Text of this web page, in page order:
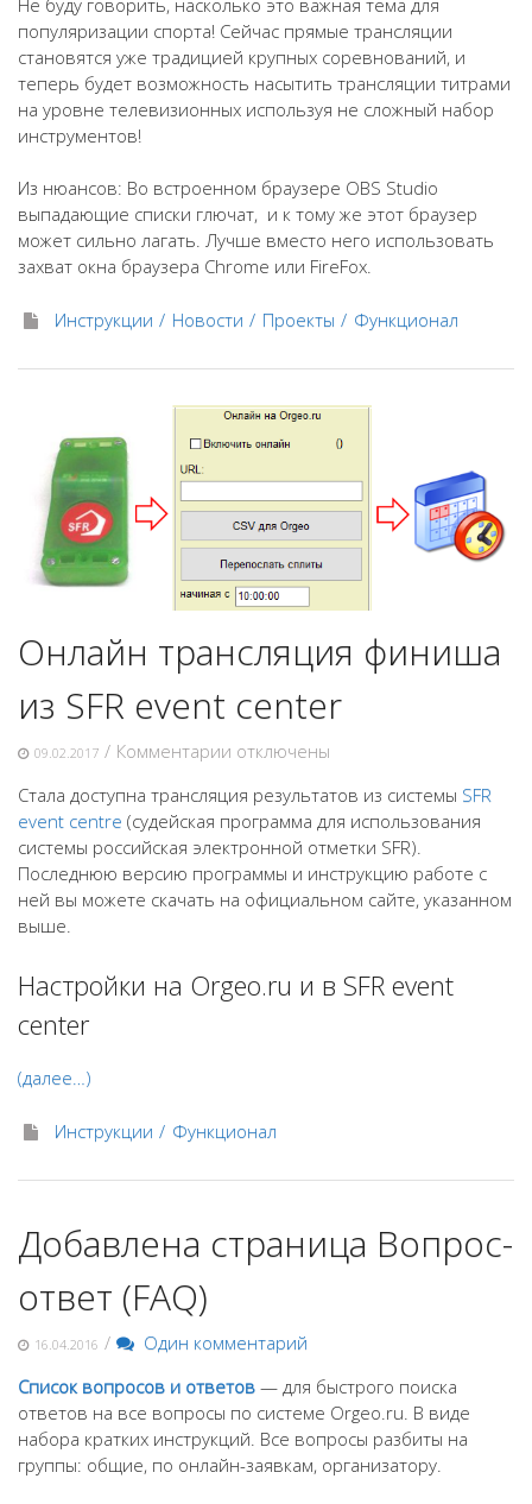
популяризации спорта! Сейчас прямые трансляции
становятся уже традицией крупных соревнований, и
теперь будет возможность насытить трансляции титрами
на уровне телевизионных используя не сложный набор
инструментов!
Из нюансов: Во встроенном браузере OBS Studio
выпадающие списки глючат, и к тому же этот браузер
может сильно лагать. Лучше вместо него использовать
захват окна браузера Chrome или FireFox.
Инструкции Новости Проекты Функционал
Онлайн трансляция финиша
из SFR event center
09.02.2017 / Комментарии к
Онлайн
трансляция
финиша
из
SFR
отключены
Стала доступна трансляция результатов из системы SFR
event centre (судейская программа для использования
системы российская электронной отметки SFR).
Последнюю версию программы и инструкцию работе с
ней вы можете скачать на официальном сайте, указанном
выше.
Настройки на Orgeo.ru и в SFR event
center
(далее…)
Инструкции Функционал
Добавлена страница Вопрос-
ответ (FAQ)
16.04.2016 /
Один комментарий
Список вопросов и ответов — для быстрого поиска
ответов на все вопросы по системе Orgeo.ru. В виде
набора кратких инструкций. Все вопросы разбиты на
группы: общие, по онлайн-заявкам, организатору.